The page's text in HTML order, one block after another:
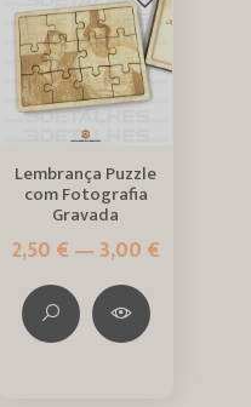
Lembrança Puzzle
com Fotografia
Gravada
2,50 € — 3,00 €